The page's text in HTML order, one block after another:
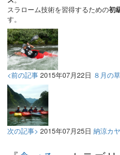
スラローム技術を習得するための初
す。
<前の記事 2015年07月22日 ８月の
次の記事> 2015年07月25日 納涼カ